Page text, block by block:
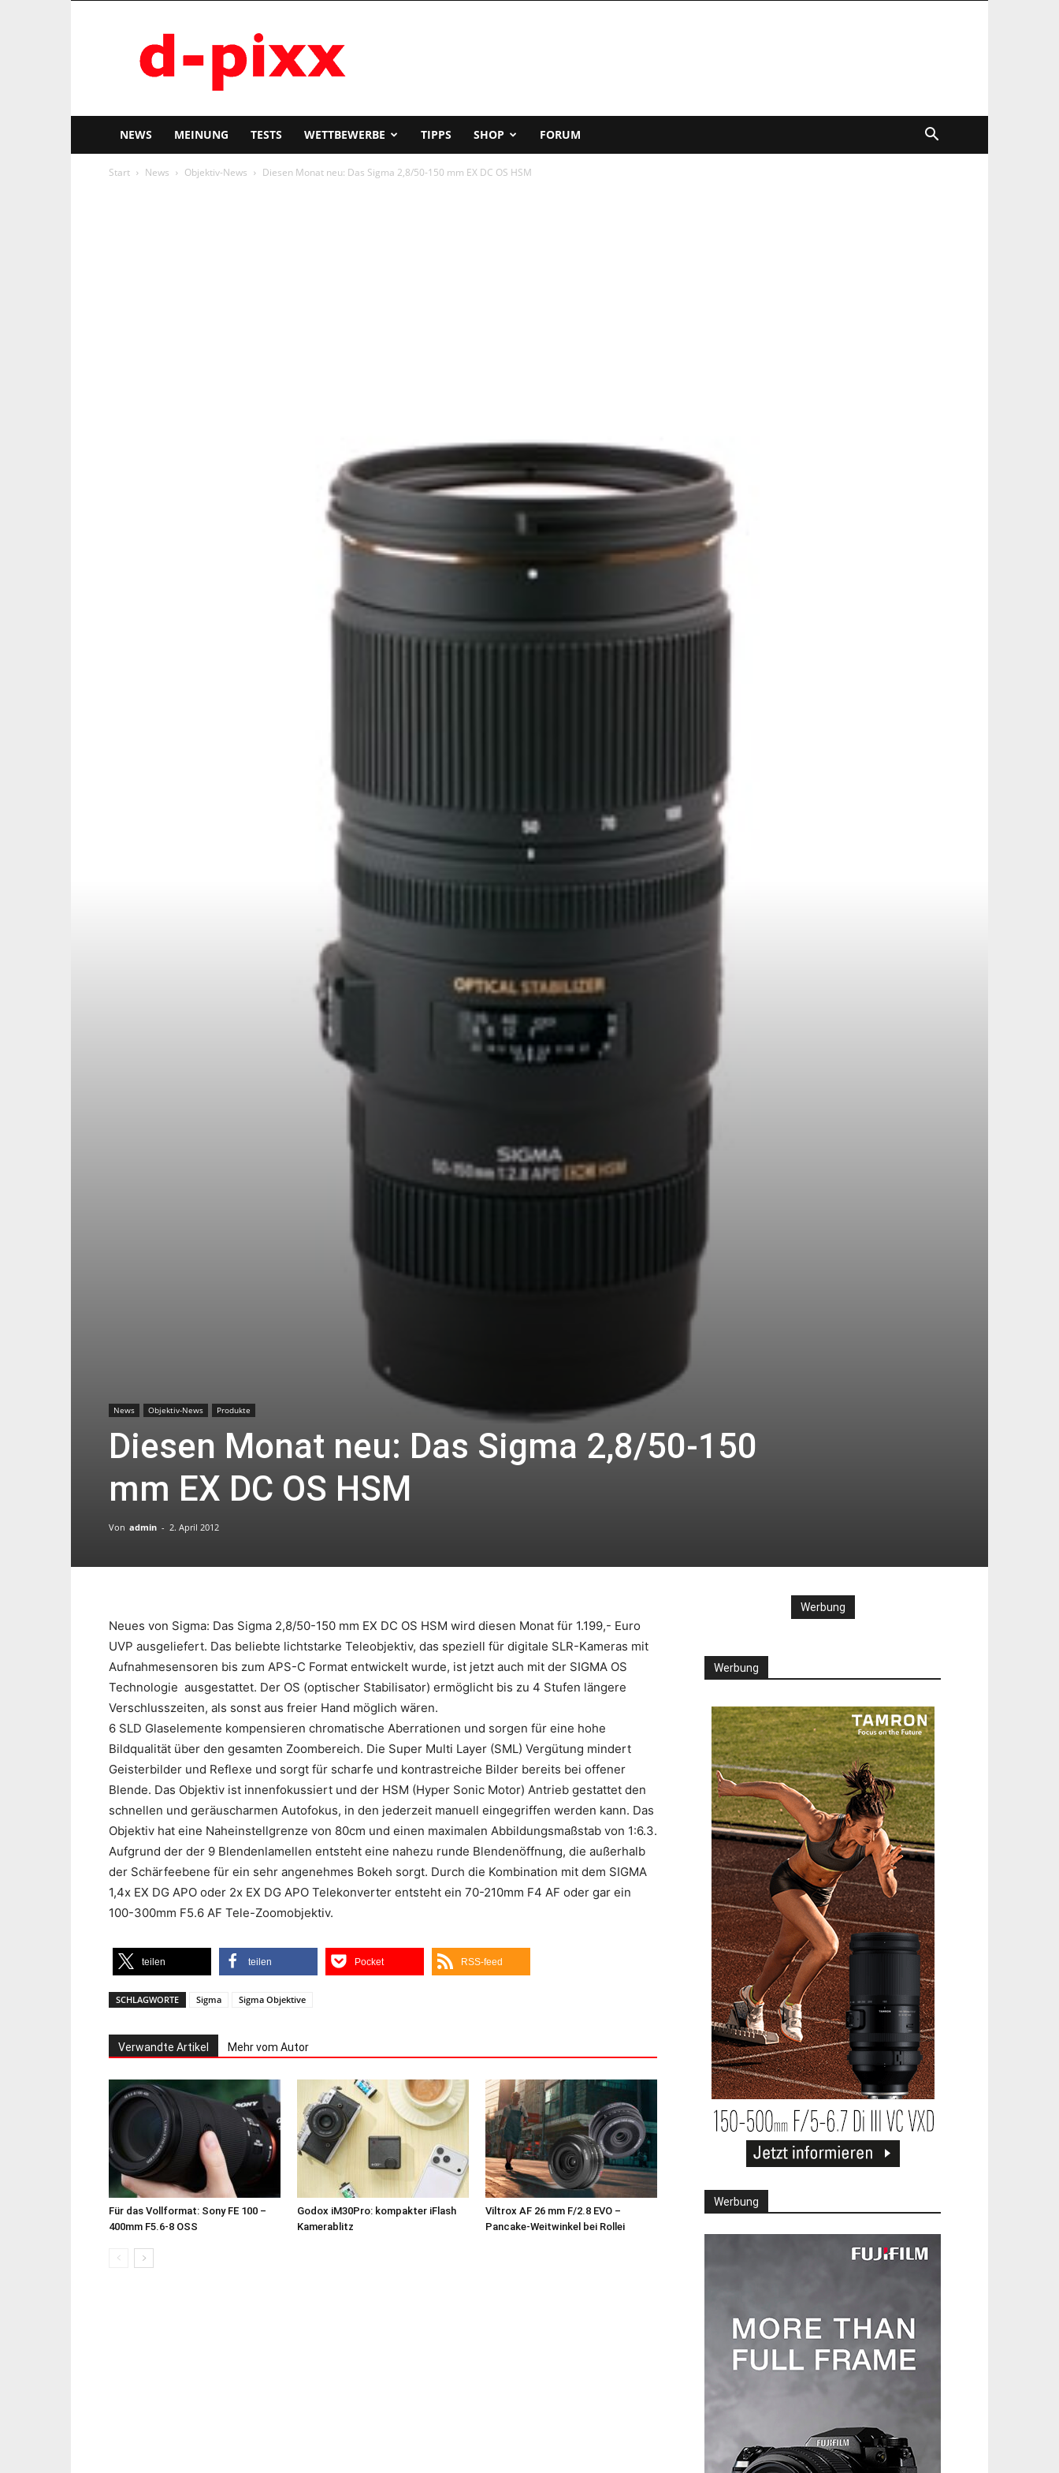
pixx
NEWS MEINUNG TESTS WETTBEWERBE TIPPS SHOP FORUM
Start News Objektiv-News Diesen Monat neu: Das Sigma 2,8/50-150 mm EX DC OS HSM
News Objektiv-News Produkte
Diesen Monat neu: Das Sigma 2,8/50-150
mm EX DC OS HSM
Von admin - 2. April 2012
Neues von Sigma: Das Sigma 2,8/50-150 mm EX DC OS HSM wird diesen Monat für 1.199,- Euro
UVP ausgeliefert. Das beliebte lichtstarke Teleobjektiv, das speziell für digitale SLR-Kameras mit
Aufnahmesensoren bis zum APS-C Format entwickelt wurde, ist jetzt auch mit der SIGMA OS
Technologie ausgestattet. Der OS (optischer Stabilisator) ermöglicht bis zu 4 Stufen längere
Verschlusszeiten, als sonst aus freier Hand möglich wären.
6 SLD Glaselemente kompensieren chromatische Aberrationen und sorgen für eine hohe
Bildqualität über den gesamten Zoombereich. Die Super Multi Layer (SML) Vergütung mindert
Geisterbilder und Reflexe und sorgt für scharfe und kontrastreiche Bilder bereits bei offener
Blende. Das Objektiv ist innenfokussiert und der HSM (Hyper Sonic Motor) Antrieb gestattet den
schnellen und geräuscharmen Autofokus, in den jederzeit manuell eingegriffen werden kann. Das
Objektiv hat eine Naheinstellgrenze von 80cm und einen maximalen Abbildungsmaßstab von 1:6.3.
Aufgrund der der 9 Blendenlamellen entsteht eine nahezu runde Blendenöffnung, die außerhalb
der Schärfeebene für ein sehr angenehmes Bokeh sorgt. Durch die Kombination mit dem SIGMA
1,4x EX DG APO oder 2x EX DG APO Telekonverter entsteht ein 70-210mm F4 AF oder gar ein
100-300mm F5.6 AF Tele-Zoomobjektiv.
teilen teilen Pocket RSS-feed
SCHLAGWORTE Sigma Sigma Objektive
Verwandte Artikel Mehr vom Autor
Für das Vollformat: Sony FE 100 –
400mm F5.6-8 OSS
Godox iM30Pro: kompakter iFlash
Kamerablitz
Viltrox AF 26 mm F/2.8 EVO –
Pancake-Weitwinkel bei Rollei
Werbung
Werbung
Werbung